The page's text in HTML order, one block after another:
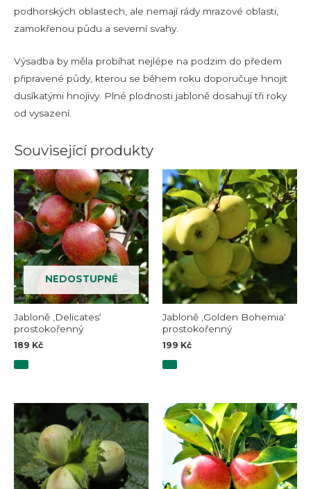
podhorských oblastech, ale nemají rády mrazové oblasti,
zamokřenou půdu a severní svahy.
Výsadba by měla probíhat nejlépe na podzim do předem
připravené půdy, kterou se během roku doporučuje hnojit
dusíkatými hnojivy. Plné plodnosti jabloně dosahují tři roky
od vysazení.
Související produkty
NEDOSTUPNÉ
Jabloně ‚Delicates‘
prostokořenný
189 Kč
Jabloně ‚Golden Bohemia‘
prostokořenný
199 Kč